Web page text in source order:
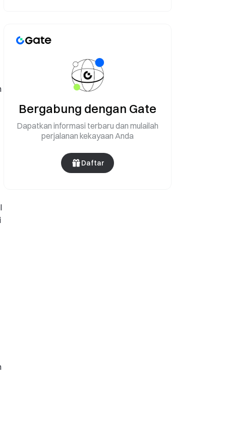
Bergabung dengan Gate
Dapatkan informasi terbaru dan mulailah
perjalanan kekayaan Anda
Daftar